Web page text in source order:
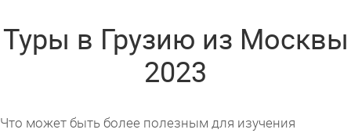
Туры в Грузию из Москвы
2023
Что может быть более полезным для изучения